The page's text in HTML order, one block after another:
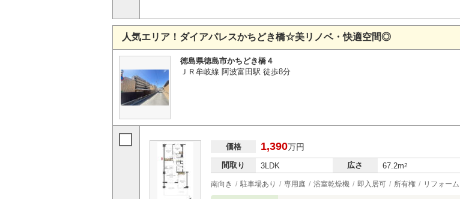
人気エリア！ダイアパレスかちどき橋☆美リノベ・快適空間◎
徳島県徳島市かちどき橋４
ＪＲ牟岐線 阿波富田駅 徒歩8分
価格 1,390万円
間取り 3LDK 広さ 67.2m2
南向き 駐車場あり 専用庭 浴室乾燥機 即入居可 所有権 リフォー